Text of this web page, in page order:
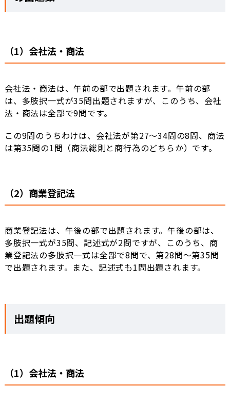
（1）会社法・商法
会社法・商法は、午前の部で出題されます。午前の部
は、多肢択一式が35問出題されますが、このうち、会社
法・商法は全部で9問です。
この9問のうちわけは、会社法が第27～34問の8問、商法
は第35問の1問（商法総則と商行為のどちらか）です。
（2）商業登記法
商業登記法は、午後の部で出題されます。午後の部は、
多肢択一式が35問、記述式が2問ですが、このうち、商
業登記法の多肢択一式は全部で8問で、第28問～第35問
で出題されます。また、記述式も1問出題されます。
出題傾向
（1）会社法・商法